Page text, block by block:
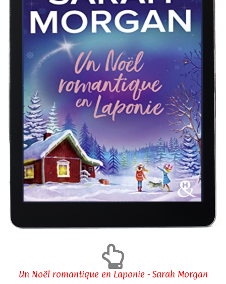
Un Noël romantique en Laponie - Sarah Morgan